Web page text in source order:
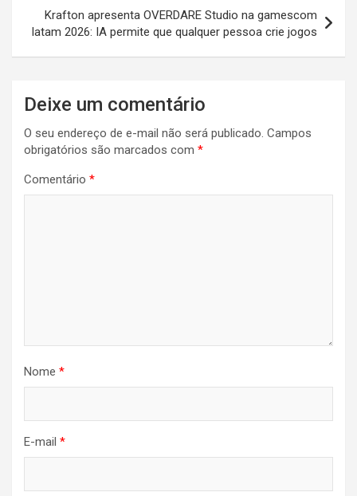
Krafton apresenta OVERDARE Studio na gamescom
latam 2026: IA permite que qualquer pessoa crie jogos
Deixe um comentário
O seu endereço de e-mail não será publicado. Campos
obrigatórios são marcados com *
Comentário *
Nome *
E-mail *